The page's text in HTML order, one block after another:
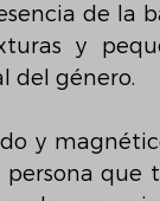
de la
y
del género.
y
que